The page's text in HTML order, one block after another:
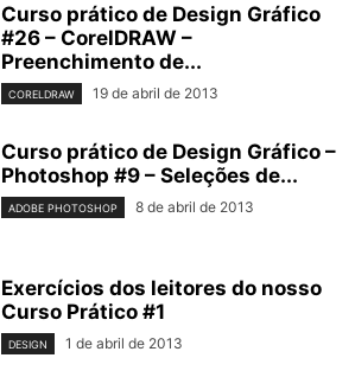
Curso prático de Design Gráfico
#26 – CorelDRAW –
Preenchimento de...
CORELDRAW 19 de abril de 2013
Curso prático de Design Gráfico –
Photoshop #9 – Seleções de...
ADOBE PHOTOSHOP 8 de abril de 2013
Exercícios dos leitores do nosso
Curso Prático #1
DESIGN 1 de abril de 2013